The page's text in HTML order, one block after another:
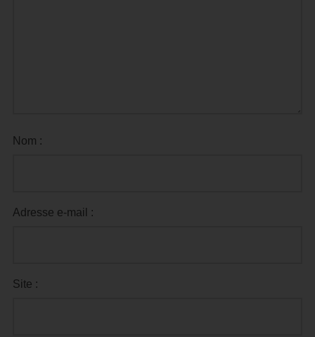
Nom :
Adresse e-mail :
Site :